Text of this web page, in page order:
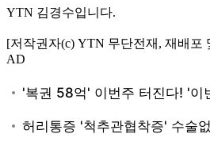
YTN 김경수입니다.
[저작권자(c) YTN 무단전재, 재배포
AD